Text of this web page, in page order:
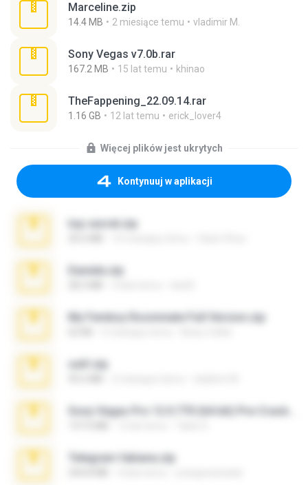
Marceline.zip
14.4 MB 2 miesiące temu vladimir M.
Sony Vegas v7.0b.rar
167.2 MB 15 lat temu khinao
TheFappening_22.09.14.rar
1.16 GB 12 lat temu erick_lover4
Więcej plików jest ukrytych
Kontynuuj w aplikacji
top secret.zip
Daniela.zip
My Femboy Roommate Full Version.zip
ouh!.zip
Telegram fabiana.zip